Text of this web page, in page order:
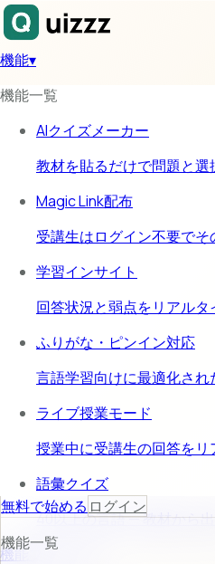
機能▾
機能一覧
AIクイズメーカー
教材を貼るだけで問題と
Magic Link配布
受講生はログイン不要でそ
学習インサイト
回答状況と弱点をリアルタ
ふりがな・ピンイン対応
言語学習向けに最適化され
ライブ授業モード
授業中に受講生の回答を
語彙クイズ
40以上の言語 — 教材から出
機能プレビュー
無料で始める ログイン
機能一覧